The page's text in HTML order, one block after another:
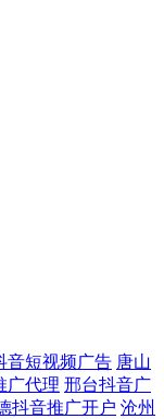
音短视频广告 唐山
广代理 邢台抖音广
抖音推广开户 沧州